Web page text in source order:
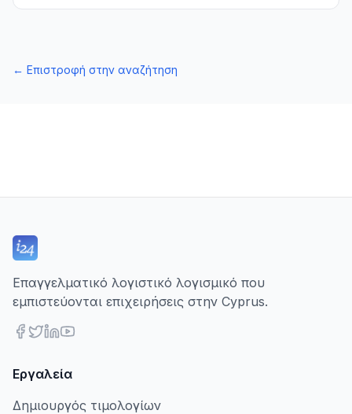
← Επιστροφή στην αναζήτηση
Επαγγελματικό λογιστικό λογισμικό που
εμπιστεύονται επιχειρήσεις στην Cyprus.
Εργαλεία
Δημιουργός τιμολογίων